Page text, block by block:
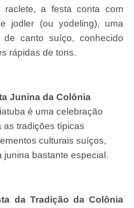
raclete, a festa conta com
jodler (ou yodeling), uma
de canto suíço, conhecido
rápidas de tons.
Junina da Colônia
é uma celebração
as tradições típicas
culturais suíços,
junina bastante especial.
da Tradição da Colônia